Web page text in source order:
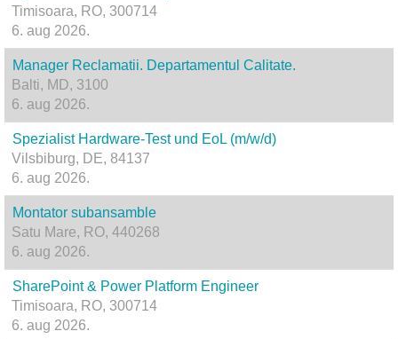
Timisoara, RO, 300714
6. aug 2026.
Manager Reclamatii. Departamentul Calitate.
Balti, MD, 3100
6. aug 2026.
Spezialist Hardware-Test und EoL (m/w/d)
Vilsbiburg, DE, 84137
6. aug 2026.
Montator subansamble
Satu Mare, RO, 440268
6. aug 2026.
SharePoint & Power Platform Engineer
Timisoara, RO, 300714
6. aug 2026.